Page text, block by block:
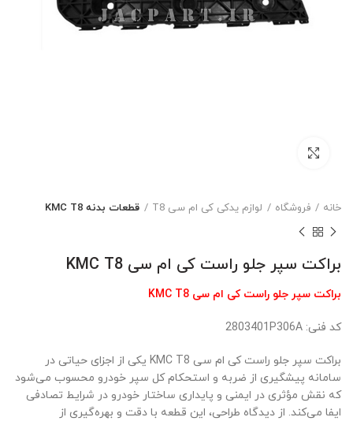
خانه فروشگاه لوازم یدکی کی ام سی T8 قطعات بدنه KMC T8
براکت سپر جلو راست کی ام سی KMC T8
براکت سپر جلو راست کی ام سی KMC T8
کد فنی: 2803401P306A
براکت سپر جلو راست کی ام سی KMC T8 یکی از اجزای حیاتی در
سامانه پیشگیری از ضربه و استحکام کل سپر خودرو محسوب می‌شود
که نقش مؤثری در ایمنی و پایداری ساختار خودرو در شرایط تصادفی
ایفا می‌کند. از دیدگاه طراحی، این قطعه با دقت و بهره‌گیری از